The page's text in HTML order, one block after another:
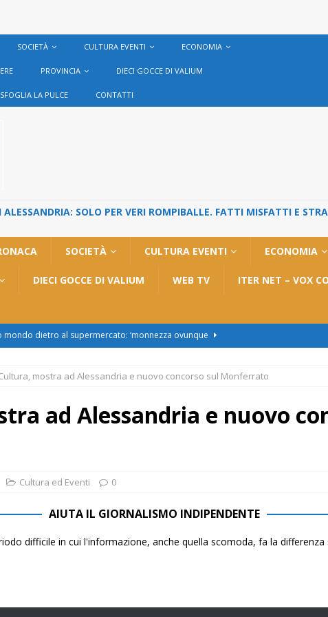
SOCIETÀ CULTURA EVENTI ECONOMIA
PROVINCIA DIECI GOCCE DI VALIUM
SFOGLIA LA PULCE CONTATTI
SOLO PER VERI ROMPIBALLE. FATTI MISFATTI E
SOCIETÀ CULTURA EVENTI ECONOMIA
DIECI GOCCE DI VALIUM WEB TV ITER NET – VOX
mondo dietro al supermercato: ‘monnezza ovunque
2, Roggero (Lega): “Il Comune sapeva da novembre, non ci
al Cristo: la Linea 2 trasloca in Corso Marx. Insorgono i
firme”
mostra ad Alessandria e nuovo concorso sul Monferrato
ad Alessandria e nuovo
Cultura ed Eventi 0
AIUTA IL GIORNALISMO INDIPENDENTE
difficile in cui l'informazione, anche quella scomoda, fa la